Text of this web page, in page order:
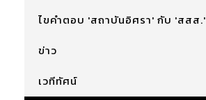
ไขคำตอบ 'สถาบันอิศรา' กับ 'สสส.'
ข่าว
เวทีทัศน์